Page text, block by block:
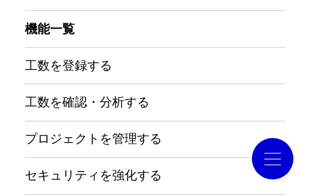
クラウドログ PC管理
資料請求
機能一覧
工数を登録する
工数を確認・分析する
プロジェクトを管理する
セキュリティを強化する